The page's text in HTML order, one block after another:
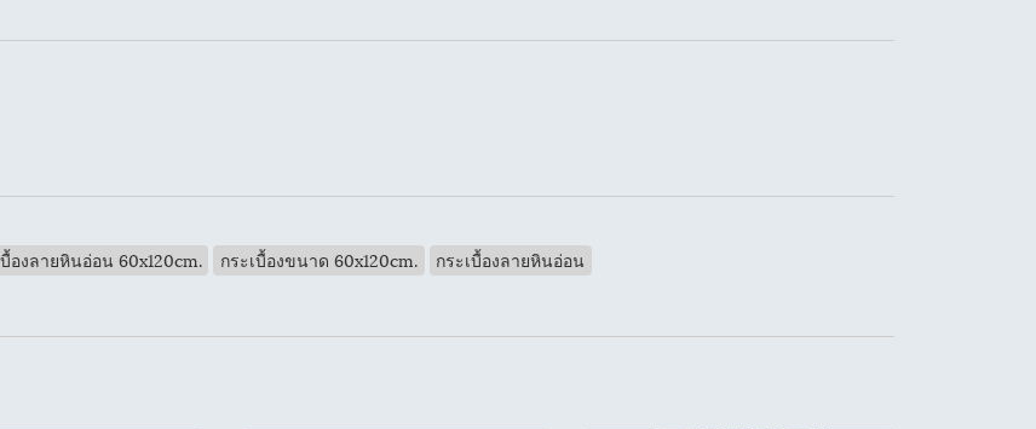
บื้องลายหินอ่อน 60x120cm. กระเบื้องขนาด 60x120cm. กระเบื้องลายหินอ่อน